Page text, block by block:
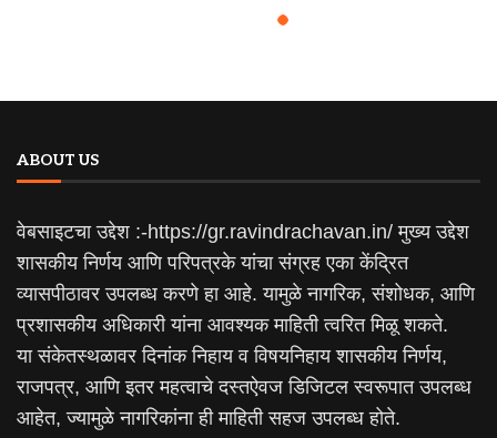
ABOUT US
वेबसाइटचा उद्देश :-https://gr.ravindrachavan.in/ मुख्य उद्देश
शासकीय निर्णय आणि परिपत्रके यांचा संग्रह एका केंद्रित
व्यासपीठावर उपलब्ध करणे हा आहे. यामुळे नागरिक, संशोधक, आणि
प्रशासकीय अधिकारी यांना आवश्यक माहिती त्वरित मिळू शकते.
या संकेतस्थळावर दिनांक निहाय व विषयनिहाय शासकीय निर्णय,
राजपत्र, आणि इतर महत्वाचे दस्तऐवज डिजिटल स्वरूपात उपलब्ध
आहेत, ज्यामुळे नागरिकांना ही माहिती सहज उपलब्ध होते.